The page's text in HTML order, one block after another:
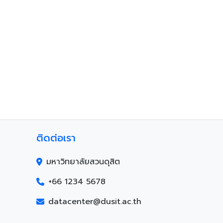
ติดต่อเรา
มหาวิทยาลัยสวนดุสิต
+66 1234 5678
datacenter@dusit.ac.th